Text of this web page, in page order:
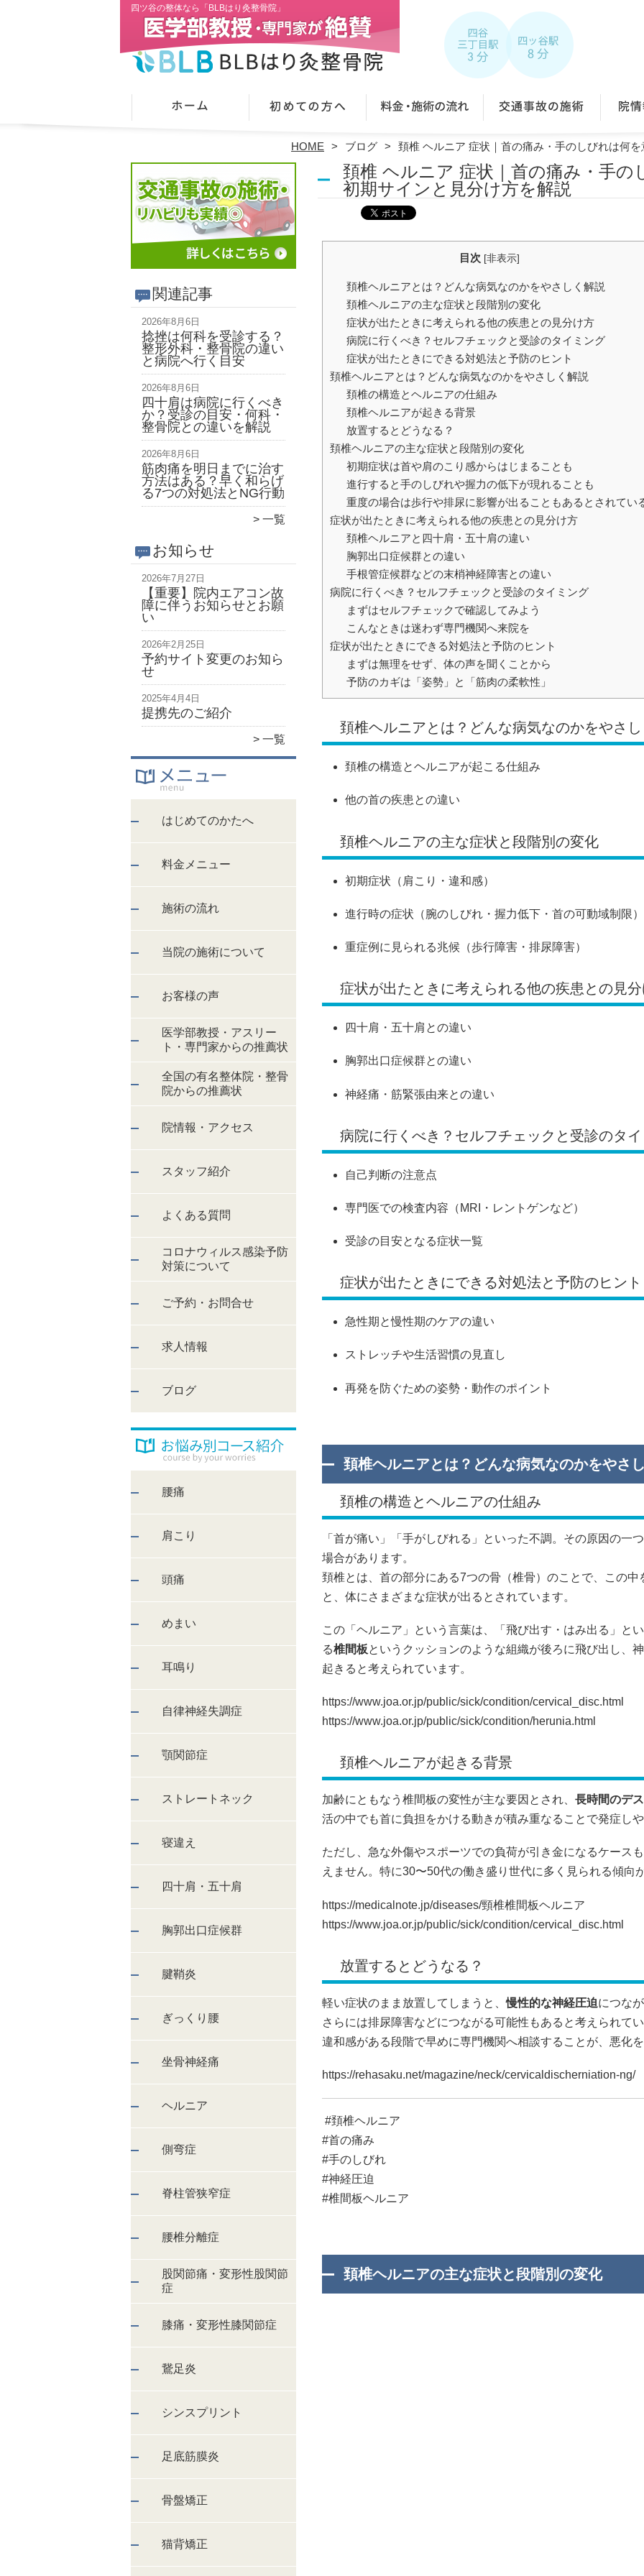
四ツ谷の整体なら「BLBはり灸整骨院」
HOME ブログ 頚椎 ヘルニア 症状｜首の痛み・手のしびれは何
関連記事
2026年8月6日
捻挫は何科を受診する？
整形外科・整骨院の違い
と病院へ行く目安
2026年8月6日
四十肩は病院に行くべき
か？受診の目安・何科・
整骨院との違いを解説
2026年8月6日
筋肉痛を明日までに治す
方法はある？早く和らげ
る7つの対処法とNG行動
一覧
お知らせ
2026年7月27日
【重要】院内エアコン故
障に伴うお知らせとお願
い
2026年2月25日
予約サイト変更のお知ら
せ
2025年4月4日
提携先のご紹介
一覧
はじめてのかたへ
料金メニュー
施術の流れ
当院の施術について
お客様の声
医学部教授・アスリー
ト・専門家からの推薦状
全国の有名整体院・整骨
院からの推薦状
院情報・アクセス
スタッフ紹介
よくある質問
コロナウィルス感染予防
対策について
ご予約・お問合せ
求人情報
ブログ
腰痛
肩こり
頭痛
めまい
耳鳴り
自律神経失調症
顎関節症
ストレートネック
寝違え
四十肩・五十肩
胸郭出口症候群
腱鞘炎
ぎっくり腰
坐骨神経痛
ヘルニア
側弯症
脊柱管狭窄症
腰椎分離症
股関節痛・変形性股関節
症
膝痛・変形性膝関節症
鵞足炎
シンスプリント
足底筋膜炎
骨盤矯正
猫背矯正
頚椎 ヘルニア 症状｜首の痛み・手の
初期サインと見分け方を解説
目次 [非表示]
頚椎ヘルニアとは？どんな病気なのかをやさしく解説
頚椎ヘルニアの主な症状と段階別の変化
症状が出たときに考えられる他の疾患との見分け方
病院に行くべき？セルフチェックと受診のタイミング
症状が出たときにできる対処法と予防のヒント
頚椎ヘルニアとは？どんな病気なのかをやさしく解説
頚椎の構造とヘルニアの仕組み
頚椎ヘルニアが起きる背景
放置するとどうなる？
頚椎ヘルニアの主な症状と段階別の変化
初期症状は首や肩のこり感からはじまることも
進行すると手のしびれや握力の低下が現れることも
重度の場合は歩行や排尿に影響が出ることもあるとされてい
症状が出たときに考えられる他の疾患との見分け方
頚椎ヘルニアと四十肩・五十肩の違い
胸郭出口症候群との違い
手根管症候群などの末梢神経障害との違い
病院に行くべき？セルフチェックと受診のタイミング
まずはセルフチェックで確認してみよう
こんなときは迷わず専門機関へ来院を
症状が出たときにできる対処法と予防のヒント
まずは無理をせず、体の声を聞くことから
予防のカギは「姿勢」と「筋肉の柔軟性」
頚椎ヘルニアとは？どんな病気なのかをやさ
頚椎の構造とヘルニアが起こる仕組み
他の首の疾患との違い
頚椎ヘルニアの主な症状と段階別の変化
初期症状（肩こり・違和感）
進行時の症状（腕のしびれ・握力低下・首の可動域制限）
重症例に見られる兆候（歩行障害・排尿障害）
症状が出たときに考えられる他の疾患との見
四十肩・五十肩との違い
胸郭出口症候群との違い
神経痛・筋緊張由来との違い
病院に行くべき？セルフチェックと受診のタ
自己判断の注意点
専門医での検査内容（MRI・レントゲンなど）
受診の目安となる症状一覧
症状が出たときにできる対処法と予防のヒント
急性期と慢性期のケアの違い
ストレッチや生活習慣の見直し
再発を防ぐための姿勢・動作のポイント
頚椎ヘルニアとは？どんな病気なのかをやさ
頚椎の構造とヘルニアの仕組み
「首が痛い」「手がしびれる」といった不調。その原因の一
場合があります。
頚椎とは、首の部分にある7つの骨（椎骨）のことで、この
と、体にさまざまな症状が出るとされています。
この「ヘルニア」という言葉は、「飛び出す・はみ出る」と
る椎間板というクッションのような組織が後ろに飛び出し、
起きると考えられています。
https://www.joa.or.jp/public/sick/condition/cervical_disc.html
https://www.joa.or.jp/public/sick/condition/herunia.html
頚椎ヘルニアが起きる背景
加齢にともなう椎間板の変性が主な要因とされ、 長時間のデ
活の中でも首に負担をかける動きが積み重なることで発症し
ただし、急な外傷やスポーツでの負荷が引き金になるケース
えません。特に30〜50代の働き盛り世代に多く見られる傾向
https://medicalnote.jp/diseases/頸椎椎間板ヘルニア
https://www.joa.or.jp/public/sick/condition/cervical_disc.html
放置するとどうなる？
軽い症状のまま放置してしまうと、慢性的な神経圧迫につな
さらには排尿障害などにつながる可能性もあると考えられて
違和感がある段階で早めに専門機関へ相談することが、悪化
https://rehasaku.net/magazine/neck/cervicaldischerniation-ng/
#頚椎ヘルニア
#首の痛み
#手のしびれ
#神経圧迫
#椎間板ヘルニア
頚椎ヘルニアの主な症状と段階別の変化